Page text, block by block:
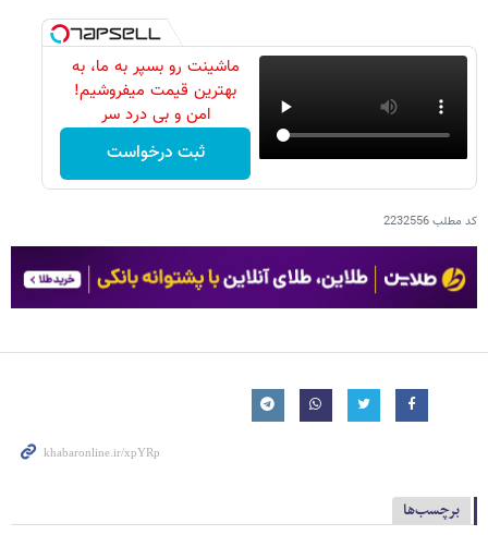
ماشینت رو بسپر به ما، به
بهترین قیمت میفروشیم!
امن و بی درد سر
ثبت درخواست
کد مطلب2232556
برچسب‌ها